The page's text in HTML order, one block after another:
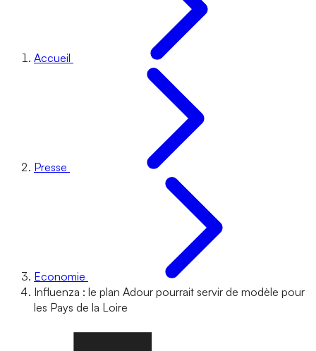
Accueil
Presse
Economie
Influenza : le plan Adour pourrait servir de modèle pour
les Pays de la Loire